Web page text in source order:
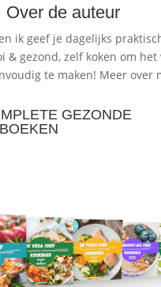
Over de auteur
ik geef je dagelijks
& gezond, zelf koken om het
te maken! Meer over
GEZONDE